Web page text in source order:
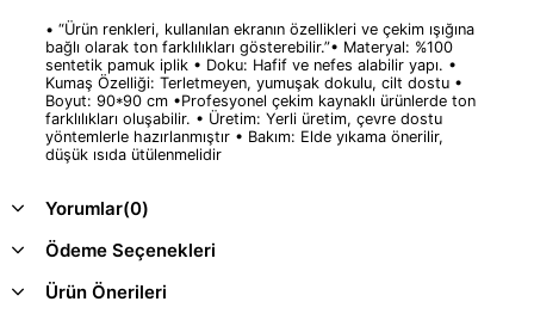
• “Ürün renkleri, kullanılan ekranın özellikleri ve çekim ışığına
bağlı olarak ton farklılıkları gösterebilir.”• Materyal: %100
sentetik pamuk iplik • Doku: Hafif ve nefes alabilir yapı. •
Kumaş Özelliği: Terletmeyen, yumuşak dokulu, cilt dostu •
Boyut: 90*90 cm •Profesyonel çekim kaynaklı ürünlerde ton
farklılıkları oluşabilir. • Üretim: Yerli üretim, çevre dostu
yöntemlerle hazırlanmıştır • Bakım: Elde yıkama önerilir,
düşük ısıda ütülenmelidir
Yorumlar(0)
Ödeme Seçenekleri
Ürün Önerileri